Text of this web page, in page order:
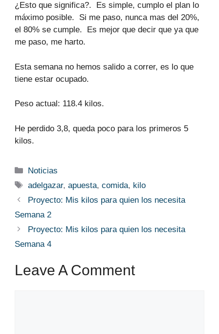
¿Esto que significa?. Es simple, cumplo el plan lo
máximo posible. Si me paso, nunca mas del 20%,
el 80% se cumple. Es mejor que decir que ya que
me paso, me harto.
Esta semana no hemos salido a correr, es lo que
tiene estar ocupado.
Peso actual: 118.4 kilos.
He perdido 3,8, queda poco para los primeros 5
kilos.
Categories
Noticias
Tags
adelgazar,apuesta,comida, kilo
Proyecto: Mis kilos para quien los necesita
Semana 2
Proyecto: Mis kilos para quien los necesita
Semana 4
Leave A Comment